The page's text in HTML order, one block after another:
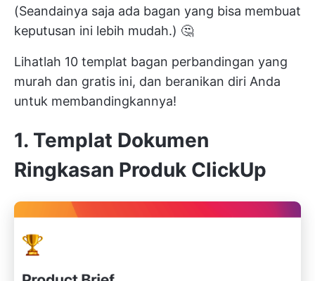
(Seandainya saja ada bagan yang bisa membuat
keputusan ini lebih mudah.) 🤔
Lihatlah 10 templat bagan perbandingan yang
murah dan gratis ini, dan beranikan diri Anda
untuk membandingkannya!
1. Templat Dokumen
Ringkasan Produk ClickUp